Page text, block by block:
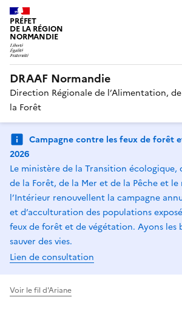
PRÉFET
DE LA RÉGION
NORMANDIE
DRAAF Normandie
Direction Régionale de l’Alimentation,
la Forêt
Campagne contre les feux de forêt
2026
Le ministère de la Transition écologique,
de la Forêt, de la Mer et de la Pêche et
l’Intérieur renouvellent la campagne
et d’acculturation des populations
feux de forêt et de végétation. Ayons les
sauver des vies.
Lien de consultation
Voir le fil d'Ariane